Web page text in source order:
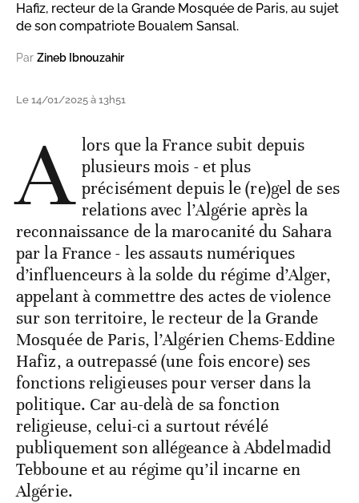
Hafiz, recteur de la Grande Mosquée de Paris, au sujet
de son compatriote Boualem Sansal.
Par Zineb Ibnouzahir
Le 14/01/2025 à 13h51
A lors que la France subit depuis
plusieurs mois - et plus
précisément depuis le (re)gel de ses
relations avec l’Algérie après la
reconnaissance de la marocanité du Sahara
par la France - les assauts numériques
d’influenceurs à la solde du régime d’Alger,
appelant à commettre des actes de violence
sur son territoire, le recteur de la Grande
Mosquée de Paris, l’Algérien Chems-Eddine
Hafiz, a outrepassé (une fois encore) ses
fonctions religieuses pour verser dans la
politique. Car au-delà de sa fonction
religieuse, celui-ci a surtout révélé
publiquement son allégeance à Abdelmadid
Tebboune et au régime qu’il incarne en
Algérie.